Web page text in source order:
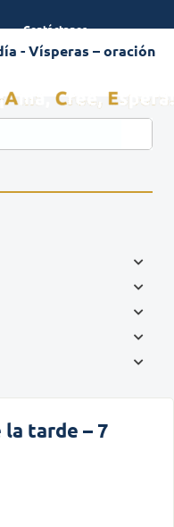
Contáctanos
-Vísperas – oración
la tarde – 7